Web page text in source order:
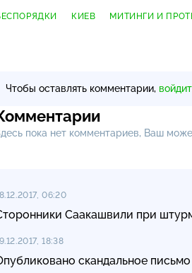
КИЕВ МИТИНГИ И
Чтобы оставлять комментарии,
пока нет комментариев, Ваш
06:20
Саакашвили при
18:38
скандальное